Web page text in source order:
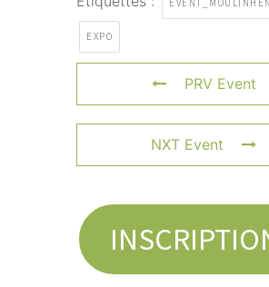
EXPO
PRV Event
NXT Event